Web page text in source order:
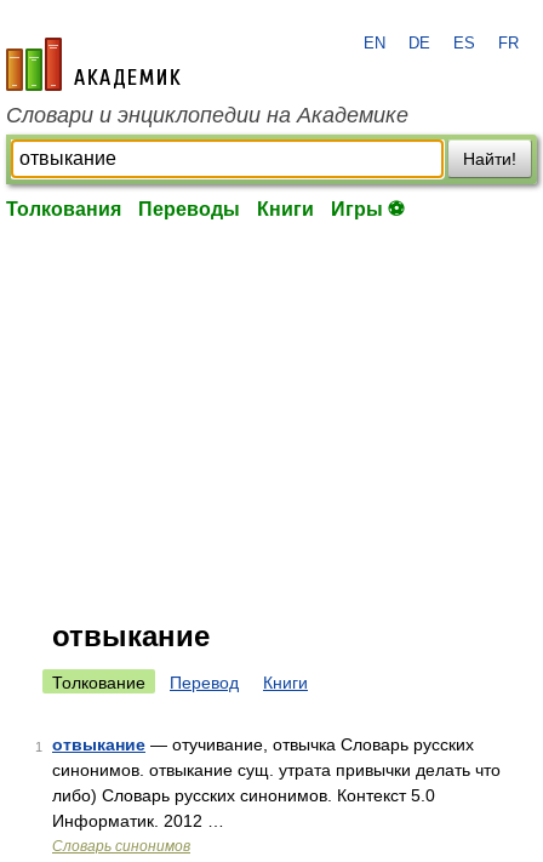
academic.ru
EN DE ES FR
Словари и энциклопедии на Академике
Найти!
Толкования Переводы Книги Игры ⚽
отвыкание
Толкование Перевод Книги
1 отвыкание — отучивание, отвычка Словарь русских
синонимов. отвыкание сущ. утрата привычки делать что
либо) Словарь русских синонимов. Контекст 5.0
Информатик. 2012 …
Словарь синонимов